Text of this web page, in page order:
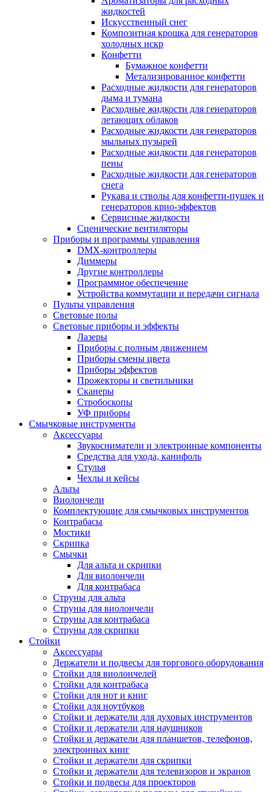
жидкостей
Искусственный снег
Композитная крошка для генераторов
холодных искр
Конфетти
Бумажное конфетти
Метализированное конфетти
Расходные жидкости для генераторов
дыма и тумана
Расходные жидкости для генераторов
летающих облаков
Расходные жидкости для генераторов
мыльных пузырей
Расходные жидкости для генераторов
пены
Расходные жидкости для генераторов
снега
Рукава и стволы для конфетти-пушек и
генераторов крио-эффектов
Сервисные жидкости
Сценические вентиляторы
Приборы и программы управления
DMX-контроллеры
Диммеры
Другие контроллеры
Программное обеспечение
Устройства коммутации и передачи сигнала
Пульты управления
Световые полы
Световые приборы и эффекты
Лазеры
Приборы с полным движением
Приборы смены цвета
Приборы эффектов
Прожекторы и светильники
Сканеры
Стробоскопы
УФ приборы
Смычковые инструменты
Аксессуары
Звукосниматели и электронные компоненты
Средства для ухода, канифоль
Стулья
Чехлы и кейсы
Альты
Виолончели
Комплектующие для смычковых инструментов
Контрабасы
Мостики
Скрипка
Смычки
Для альта и скрипки
Для виолончели
Для контрабаса
Струны для альта
Струны для виолончели
Струны для контрабаса
Струны для скрипки
Стойки
Аксессуары
Держатели и подвесы для торгового оборудования
Стойки для виолончелей
Стойки для контрабаса
Стойки для нот и книг
Стойки для ноутбуков
Стойки и держатели для духовых инструментов
Стойки и держатели для наушников
Стойки и держатели для планшетов, телефонов,
электронных книг
Стойки и держатели для скрипки
Стойки и держатели для телевизоров и экранов
Стойки и подвесы для проекторов